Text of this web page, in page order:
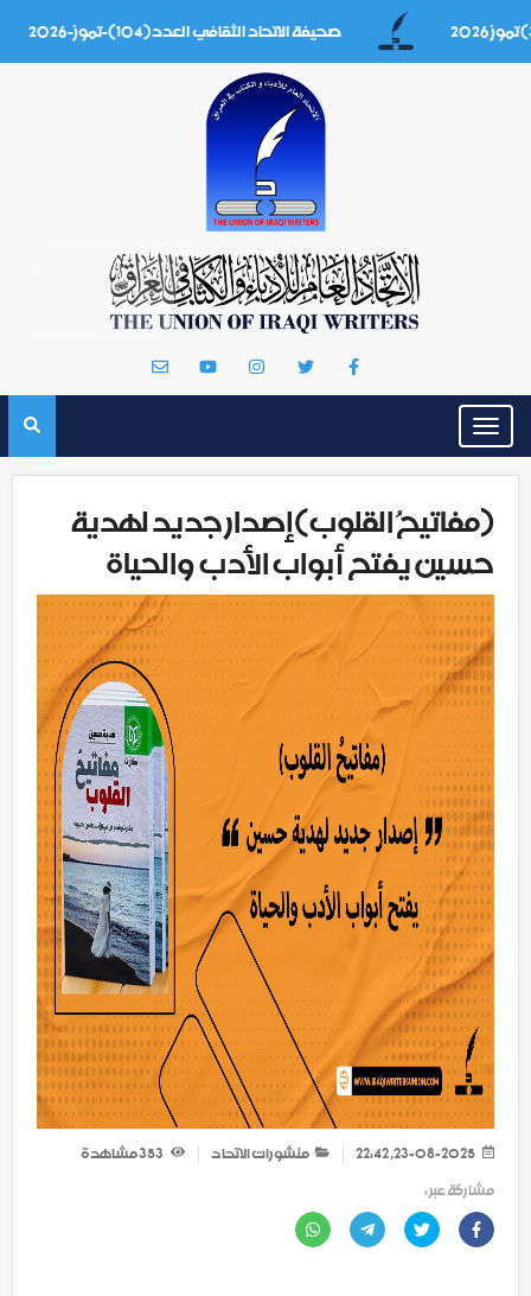
صحيفة الاتحاد الثقافي العدد(104)-تموز-2026
Toggle
navigation
(مفاتيحُ القلوب)إصدار جديد لهدية
حسين يفتح أبواب الأدب والحياة
منشورات الاتحاد
مشاهدة
مشاركة عبر :